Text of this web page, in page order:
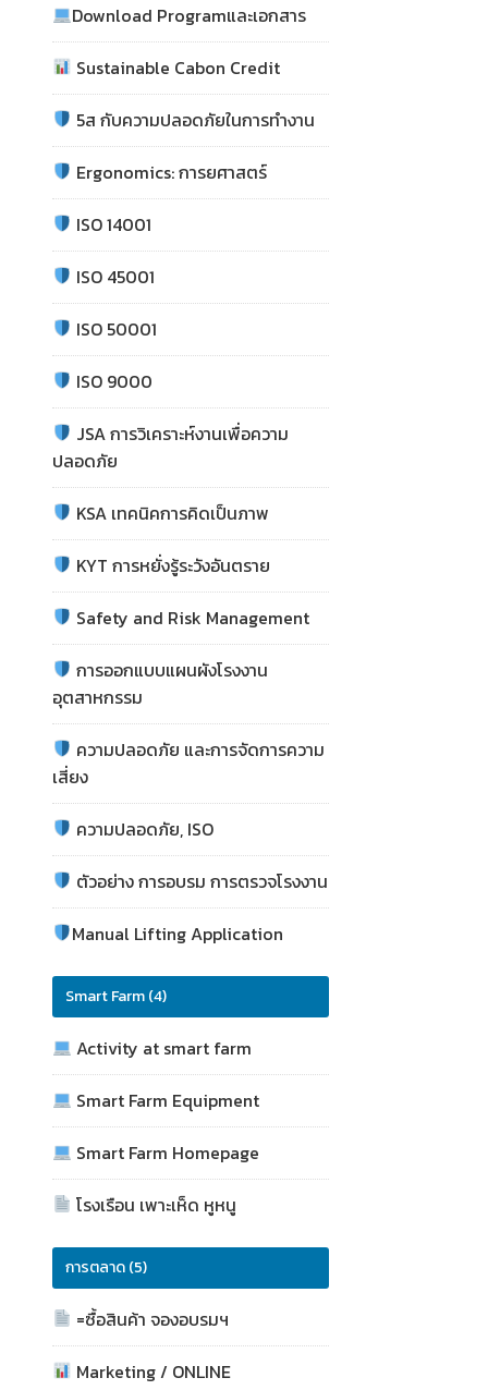
Download Programและเอกสาร
Sustainable Cabon Credit
5ส กับความปลอดภัยในการทำงาน
Ergonomics: การยศาสตร์
ISO 14001
ISO 45001
ISO 50001
ISO 9000
JSA การวิเคราะห์งานเพื่อความ
ปลอดภัย
KSA เทคนิคการคิดเป็นภาพ
KYT การหยั่งรู้ระวังอันตราย
Safety and Risk Management
การออกแบบแผนผังโรงงาน
อุตสาหกรรม
ความปลอดภัย และการจัดการความ
เสี่ยง
ความปลอดภัย, ISO
ตัวอย่าง การอบรม การตรวจโรงงาน
Manual Lifting Application
Smart Farm (4)
Activity at smart farm
Smart Farm Equipment
Smart Farm Homepage
โรงเรือน เพาะเห็ด หูหนู
การตลาด (5)
=ซื้อสินค้า จองอบรมฯ
Marketing / ONLINE